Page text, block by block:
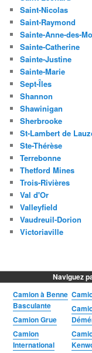
Saint-Nicolas
Saint-Raymond
Sainte-Anne-des-
Sainte-Catherine
Sainte-Justine
Sainte-Marie
Sept-Îles
Shannon
Shawinigan
Sherbrooke
St-Lambert de
Ste-Thérèse
Terrebonne
Thetford Mines
Trois-Rivières
Val d'Or
Valleyfield
Vaudreuil-Dorion
Victoriaville
Naviguez
Camion à Benne
Basculante
Camion Grue
Camion
International